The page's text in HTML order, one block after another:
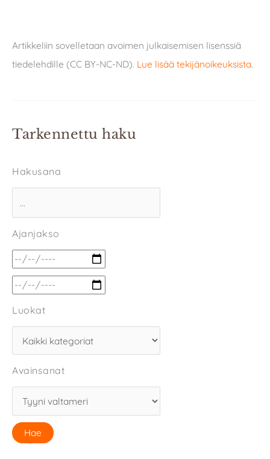
Artikkeliin sovelletaan avoimen julkaisemisen lisenssiä
tiedelehdille (CC BY-NC-ND). Lue lisää tekijänoikeuksista.
Tarkennettu haku
Hakusana
Ajanjakso
Luokat
Avainsanat